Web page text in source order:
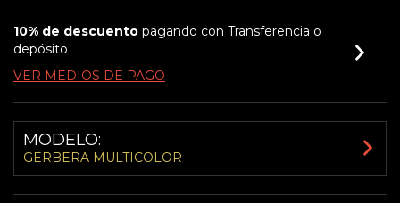
10% de descuento pagando con Transferencia o
depósito
VER MEDIOS DE PAGO
MODELO:
GERBERA MULTICOLOR